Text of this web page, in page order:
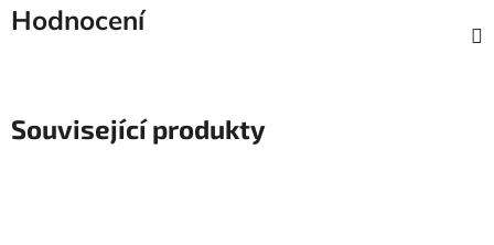
Hodnocení
Související produkty